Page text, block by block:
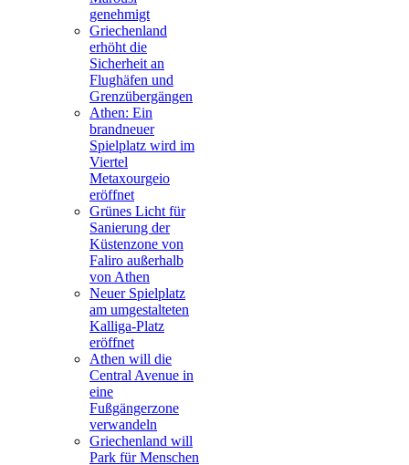
genehmigt
Griechenland
erhöht die
Sicherheit an
Flughäfen und
Grenzübergängen
Athen: Ein
brandneuer
Spielplatz wird im
Viertel
Metaxourgeio
eröffnet
Grünes Licht für
Sanierung der
Küstenzone von
Faliro außerhalb
von Athen
Neuer Spielplatz
am umgestalteten
Kalliga-Platz
eröffnet
Athen will die
Central Avenue in
eine
Fußgängerzone
verwandeln
Griechenland will
Park für Menschen